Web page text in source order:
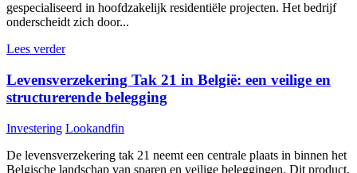
gespecialiseerd in hoofdzakelijk residentiële projecten. Het bedrijf
onderscheidt zich door...
Lees verder
Levensverzekering Tak 21 in België: een veilige en
structurerende belegging
Investering Lookandfin
De levensverzekering tak 21 neemt een centrale plaats in binnen het
Belgische landschap van sparen en veilige beleggingen. Dit product,